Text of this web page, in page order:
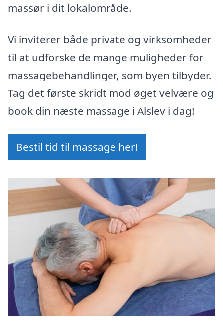
massør i dit lokalområde.
Vi inviterer både private og virksomheder
til at udforske de mange muligheder for
massagebehandlinger, som byen tilbyder.
Tag det første skridt mod øget velvære og
book din næste massage i Alslev i dag!
Bestil tid til massage her!